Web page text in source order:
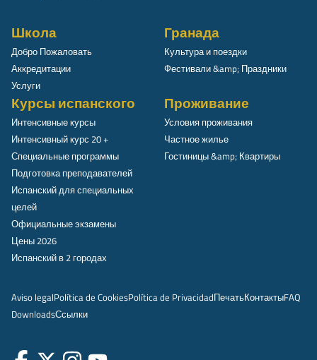
Школа
Добро Пожаловать
Аккредитации
Услуги
Гранада
Культура и поездки
Фестивали &amp; Праздники
Курсы испанского
Интенсивные курсы
Интенсивный курс 20 +
Специальные программы
Подготовка преподавателей
Испанский для специальных
целей
Официальные экзамены
Цены 2026
Испанский в 2 городах
Проживание
Условия проживания
Частное жилье
Гостиницы &amp; Квартиры
Aviso legalPolítica de CookiesPolítica de PrivacidadПечатьКонтактыFAQ
DownloadsСсылки